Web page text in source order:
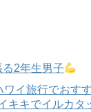
2年生男子
イ旅行でおす
キキでイルカタ